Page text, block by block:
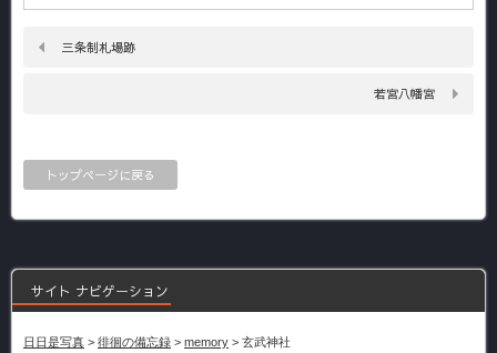
三条制札場跡
若宮八幡宮
トップページに戻る
サイト ナビゲーション
日日是写真 > 徘徊の備忘録 > memory > 玄武神社